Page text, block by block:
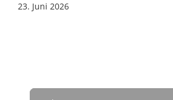
23. Juni 2026
Suche